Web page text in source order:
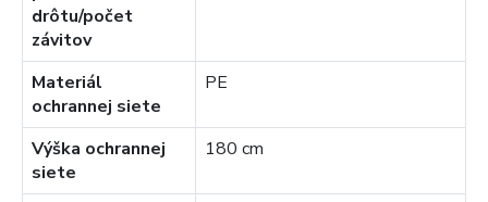
drôtu/počet
závitov
Materiál
ochrannej siete
PE
Výška ochrannej
siete
180 cm